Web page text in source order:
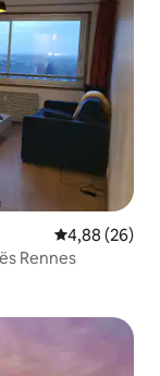
Vlerësimi
4,88 (26)
Rennes